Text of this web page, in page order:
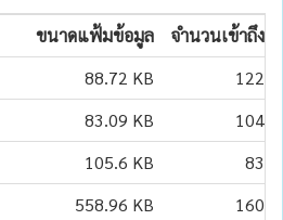
ขนาดแฟ้มข้อมูล จำนวนเข้าถึง
88.72 KB 122
83.09 KB 104
105.6 KB 83
558.96 KB 160